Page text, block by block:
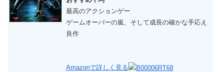
最高のアクションゲー
ゲームオーバーの嵐、そして成長の確かな手応え
良作
Amazonで詳しく見る